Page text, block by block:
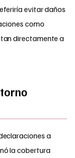
evitar daños
como
directamente a
a
la cobertura